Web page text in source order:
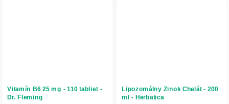
Vitamín B6 25 mg - 110 tabliet -
Dr. Fleming
Lipozomálny Zinok Chelát - 200
ml - Herbatica